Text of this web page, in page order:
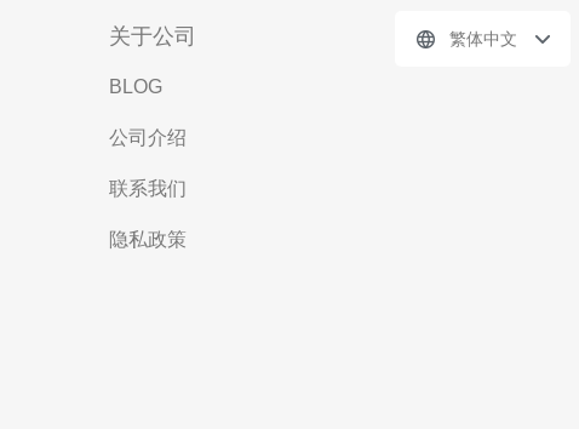
关于公司
BLOG
公司介绍
联系我们
隐私政策
繁体中文